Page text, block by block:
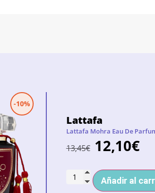
-10%
Lattafa
Lattafa Mohra Eau De
13,45€ 12,10€
Añadir al